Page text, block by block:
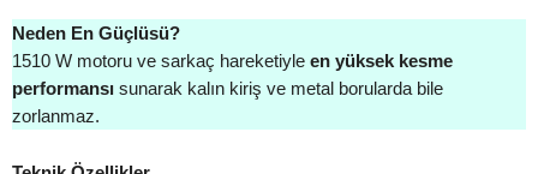
Neden En Güçlüsü?
1510 W motoru ve sarkaç hareketiyle en yüksek kesme
performansı sunarak kalın kiriş ve metal borularda bile
zorlanmaz.